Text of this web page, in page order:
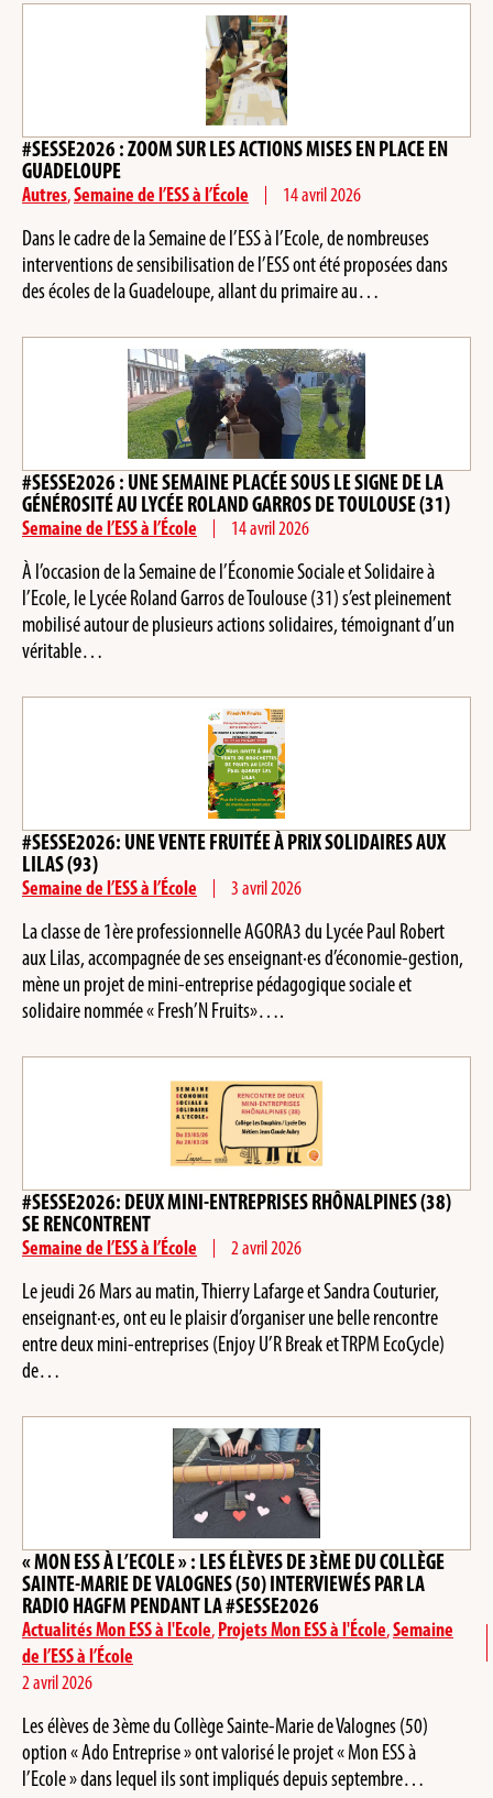
#SESSE2026 : ZOOM SUR LES ACTIONS MISES EN PLACE EN
GUADELOUPE
Autres,Semaine de l’ESS à l’École 14 avril 2026
Dans le cadre de la Semaine de l’ESS à l’Ecole, de nombreuses
interventions de sensibilisation de l’ESS ont été proposées dans
des écoles de la Guadeloupe, allant du primaire au…
#SESSE2026 : UNE SEMAINE PLACÉE SOUS LE SIGNE DE LA
GÉNÉROSITÉ AU LYCÉE ROLAND GARROS DE TOULOUSE (31)
Semaine de l’ESS à l’École 14 avril 2026
À l’occasion de la Semaine de l’Économie Sociale et Solidaire à
l’Ecole, le Lycée Roland Garros de Toulouse (31) s’est pleinement
mobilisé autour de plusieurs actions solidaires, témoignant d’un
véritable…
#SESSE2026: UNE VENTE FRUITÉE À PRIX SOLIDAIRES AUX
LILAS (93)
Semaine de l’ESS à l’École 3 avril 2026
La classe de 1ère professionnelle AGORA3 du Lycée Paul Robert
aux Lilas, accompagnée de ses enseignant·es d’économie-gestion,
mène un projet de mini-entreprise pédagogique sociale et
solidaire nommée « Fresh’N Fruits»….
#SESSE2026: DEUX MINI-ENTREPRISES RHÔNALPINES (38)
SE RENCONTRENT
Semaine de l’ESS à l’École 2 avril 2026
Le jeudi 26 Mars au matin, Thierry Lafarge et Sandra Couturier,
enseignant·es, ont eu le plaisir d’organiser une belle rencontre
entre deux mini-entreprises (Enjoy U’R Break et TRPM EcoCycle)
de…
« MON ESS À L’ECOLE » : LES ÉLÈVES DE 3ÈME DU COLLÈGE
SAINTE-MARIE DE VALOGNES (50) INTERVIEWÉS PAR LA
RADIO HAGFM PENDANT LA #SESSE2026
Actualités Mon ESS à l'Ecole,Projets Mon ESS à l'École,Semaine
de l’ESS à l’École
2 avril 2026
Les élèves de 3ème du Collège Sainte-Marie de Valognes (50)
option « Ado Entreprise » ont valorisé le projet « Mon ESS à
l’Ecole » dans lequel ils sont impliqués depuis septembre…